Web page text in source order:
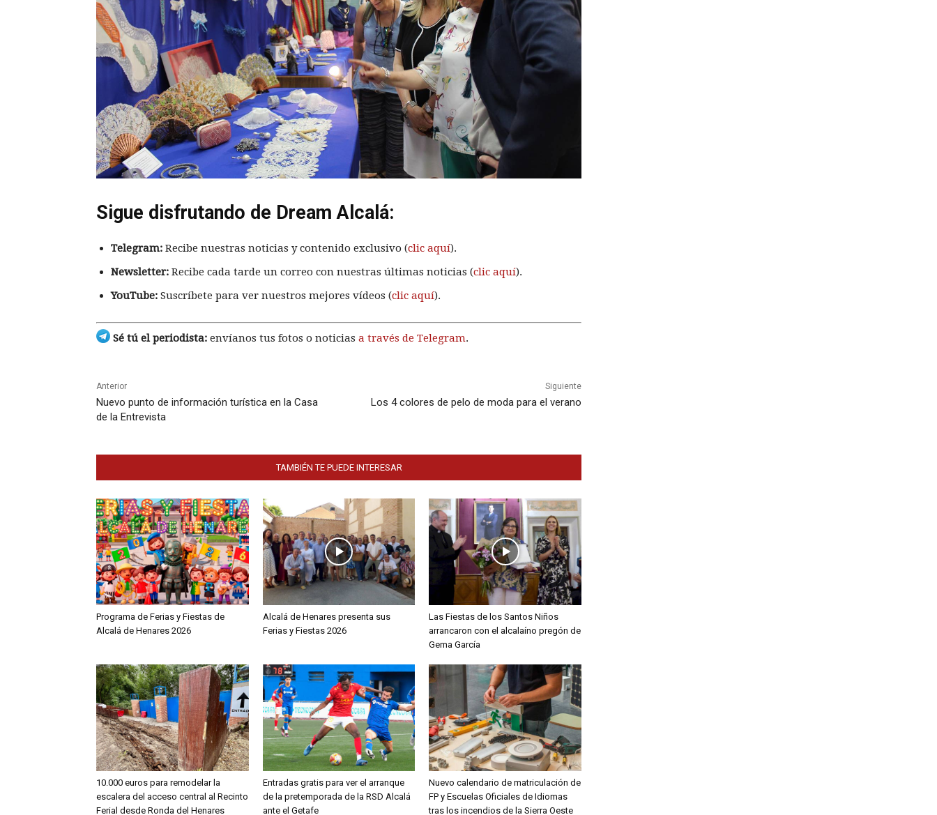
Sigue disfrutando de Dream Alcalá:
Telegram: Recibe nuestras noticias y contenido exclusivo (clic aquí).
Newsletter: Recibe cada tarde un correo con nuestras últimas noticias (clic aquí).
YouTube: Suscríbete para ver nuestros mejores vídeos (clic aquí).
Sé tú el periodista: envíanos tus fotos o noticias a través de Telegram.
Anterior
Nuevo punto de información turística en la Casa
de la Entrevista
Siguiente
Los 4 colores de pelo de moda para el verano
TAMBIÉN TE PUEDE INTERESAR
Programa de Ferias y Fiestas de
Alcalá de Henares 2026
Alcalá de Henares presenta sus
Ferias y Fiestas 2026
Las Fiestas de los Santos Niños
arrancaron con el alcalaíno pregón de
Gema García
10.000 euros para remodelar la
escalera del acceso central al Recinto
Ferial desde Ronda del Henares
Entradas gratis para ver el arranque
de la pretemporada de la RSD Alcalá
ante el Getafe
Nuevo calendario de matriculación de
FP y Escuelas Oficiales de Idiomas
tras los incendios de la Sierra Oeste